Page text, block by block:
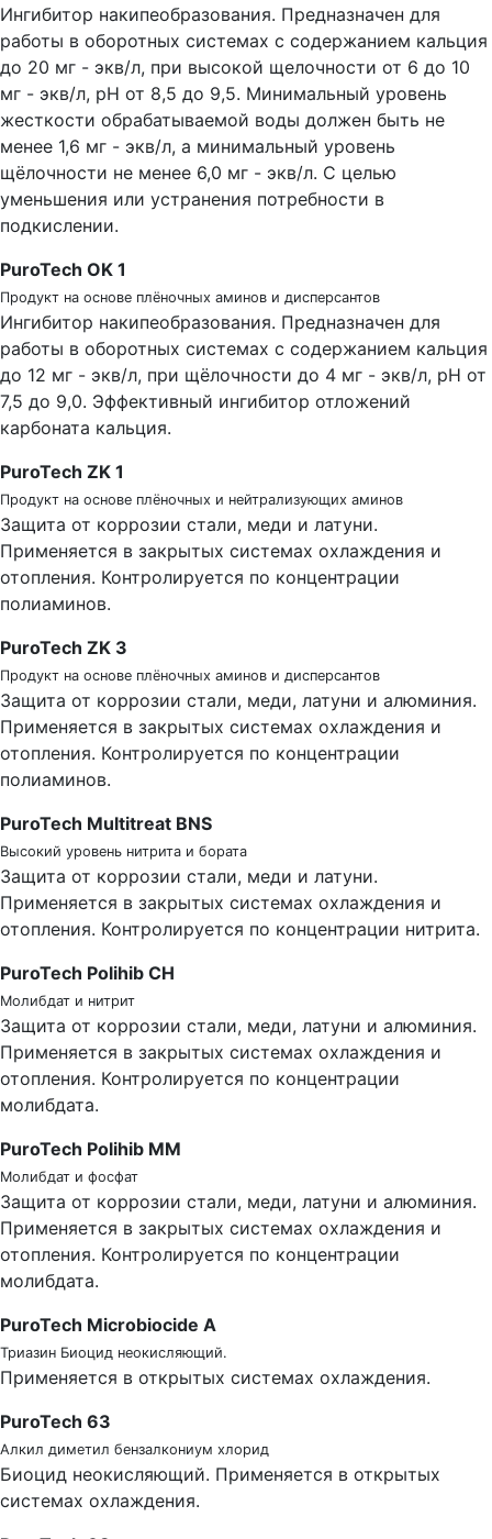
Ингибитор накипеобразования. Предназначен для
работы в оборотных системах с содержанием кальция
до 20 мг - экв/л, при высокой щелочности от 6 до 10
мг - экв/л, рН от 8,5 до 9,5. Минимальный уровень
жесткости обрабатываемой воды должен быть не
менее 1,6 мг - экв/л, а минимальный уровень
щёлочности не менее 6,0 мг - экв/л. С целью
уменьшения или устранения потребности в
подкислении.
PuroTech OK 1
Продукт на основе плёночных аминов и дисперсантов
Ингибитор накипеобразования. Предназначен для
работы в оборотных системах с содержанием кальция
до 12 мг - экв/л, при щёлочности до 4 мг - экв/л, рН от
7,5 до 9,0. Эффективный ингибитор отложений
карбоната кальция.
PuroTech ZK 1
Продукт на основе плёночных и нейтрализующих аминов
Защита от коррозии стали, меди и латуни.
Применяется в закрытых системах охлаждения и
отопления. Контролируется по концентрации
полиаминов.
PuroTech ZK 3
Продукт на основе плёночных аминов и дисперсантов
Защита от коррозии стали, меди, латуни и алюминия.
Применяется в закрытых системах охлаждения и
отопления. Контролируется по концентрации
полиаминов.
PuroTech Multitreat BNS
Высокий уровень нитрита и бората
Защита от коррозии стали, меди и латуни.
Применяется в закрытых системах охлаждения и
отопления. Контролируется по концентрации нитрита.
PuroTech Polihib CH
Молибдат и нитрит
Защита от коррозии стали, меди, латуни и алюминия.
Применяется в закрытых системах охлаждения и
отопления. Контролируется по концентрации
молибдата.
PuroTech Polihib MM
Молибдат и фосфат
Защита от коррозии стали, меди, латуни и алюминия.
Применяется в закрытых системах охлаждения и
отопления. Контролируется по концентрации
молибдата.
PuroTech Microbiocide A
Триазин Биоцид неокисляющий.
Применяется в открытых системах охлаждения.
PuroTech 63
Алкил диметил бензалкониум хлорид
Биоцид неокисляющий. Применяется в открытых
системах охлаждения.